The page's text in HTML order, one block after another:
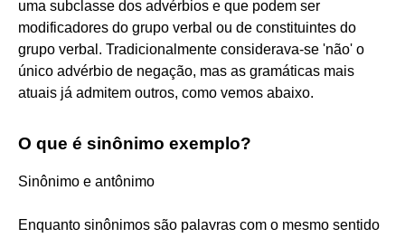
uma subclasse dos advérbios e que podem ser
modificadores do grupo verbal ou de constituintes do
grupo verbal. Tradicionalmente considerava-se 'não' o
único advérbio de negação, mas as gramáticas mais
atuais já admitem outros, como vemos abaixo.
O que é sinônimo exemplo?
Sinônimo e antônimo
Enquanto sinônimos são palavras com o mesmo sentido